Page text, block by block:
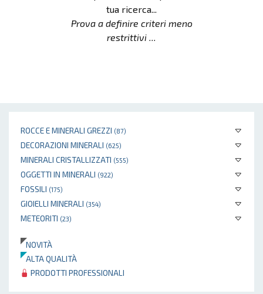
ROCCE E MINERALI GREZZI (87)
DECORAZIONI MINERALI (625)
MINERALI CRISTALLIZZATI (555)
OGGETTI IN MINERALI (922)
FOSSILI (175)
GIOIELLI MINERALI (354)
METEORITI (23)
NOVITÀ
ALTA QUALITÀ
PRODOTTI PROFESSIONALI
tua ricerca...
Prova a definire criteri meno
restrittivi ...